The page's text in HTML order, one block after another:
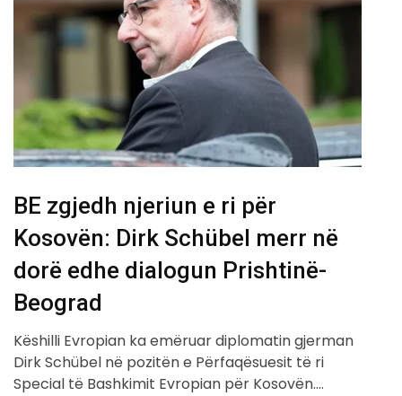
BE zgjedh njeriun e ri për
Kosovën: Dirk Schübel merr në
dorë edhe dialogun Prishtinë-
Beograd
Këshilli Evropian ka emëruar diplomatin gjerman
Dirk Schübel në pozitën e Përfaqësuesit të ri
Special të Bashkimit Evropian për Kosovën.…